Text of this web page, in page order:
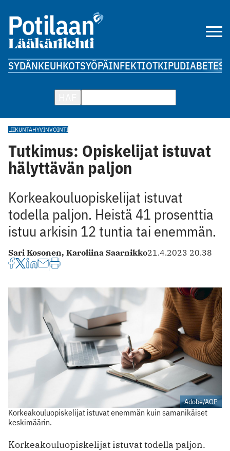
SYDÄNKEUHKOTSYÖPÄINFEKTIOTKIPUDIABETES
LIIKUNTAHYVINVOINTI
Tutkimus: Opiskelijat istuvat
hälyttävän paljon
Korkeakouluopiskelijat istuvat
todella paljon. Heistä 41 prosenttia
istuu arkisin 12 tuntia tai enemmän.
Sari Kosonen, Karoliina Saarnikko21.4.2023 20.38
Adobe/AOP
Korkeakouluopiskelijat istuvat enemmän kuin samanikäiset
keskimäärin.
Korkeakouluopiskelijat istuvat todella paljon.